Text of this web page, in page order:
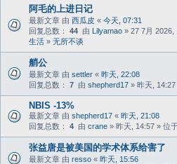
阿毛的上进日记
最新文章 由 西瓜皮 « 今天, 07:31
回复总数： 44 由 Lilyamao » 27 7月 2026,
生活 » 无所不谈
艄公
最新文章 由 settler « 昨天, 22:08
回复总数： 7 由 shepherd17 » 昨天,
NBIS -13%
最新文章 由 shepherd17 « 昨天, 21:08
回复总数： 4 由 crane » 昨天, 14:57 » 位
张益唐是被美国的学术体系给害了
最新文章 由 resso « 昨天, 15:56